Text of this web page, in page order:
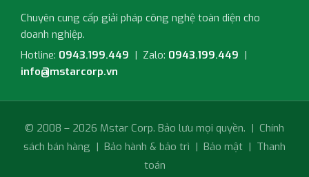
Chuyên cung cấp giải pháp công nghệ toàn diện cho
doanh nghiệp.
Hotline: 0943.199.449 | Zalo: 0943.199.449 |
info@mstarcorp.vn
© 2008 – 2026 Mstar Corp. Bảo lưu mọi quyền. | Chính
sách bán hàng | Bảo hành & bảo trì | Bảo mật | Thanh
toán